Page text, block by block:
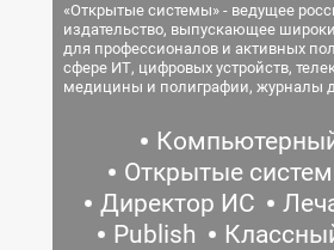
«Открытые системы» - ведущее
издательство, выпускающее
для профессионалов и активных
сфере ИТ, цифровых устройств,
медицины и полиграфии, журналы
Открытые
Директор ИС
Publish